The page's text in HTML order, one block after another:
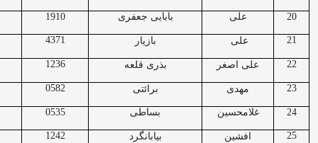
20 علی بابایی جعفری 1910
21 علی بازیار 4371
22 علی اصغر بذری قلعه 1236
23 مهدی برائتی 0582
24 غلامحسین بساطی 0535
25 افشین بیابانگرد 1242